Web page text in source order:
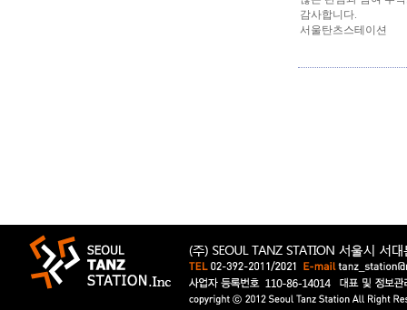
감사합니다.
서울탄츠스테이션